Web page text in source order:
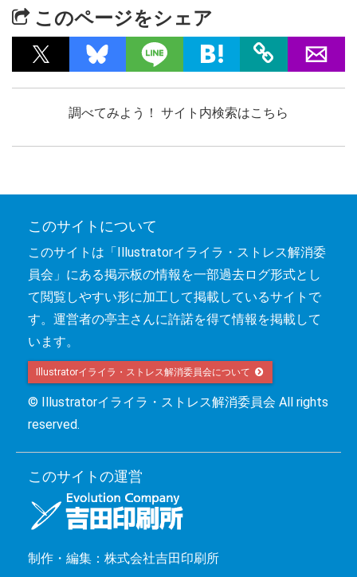
このページをシェア
調べてみよう！ サイト内検索はこちら
このサイトについて
このサイトは「Illustratorイライラ・ストレス解消委
員会」にある掲示板の情報を一部過去ログ形式とし
て閲覧しやすい形に加工して掲載しているサイトで
す。運営者の亭主さんに許諾を得て情報を掲載して
います。
Illustratorイライラ・ストレス解消委員会について
© Illustratorイライラ・ストレス解消委員会 All rights
reserved.
このサイトの運営
制作・編集：株式会社吉田印刷所